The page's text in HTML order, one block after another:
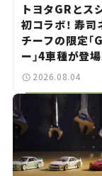
トヨタGRとス
初コラボ！ 寿司
チーフの限定「
ー」4車種が登
法は？【クルマと
2026.08.04